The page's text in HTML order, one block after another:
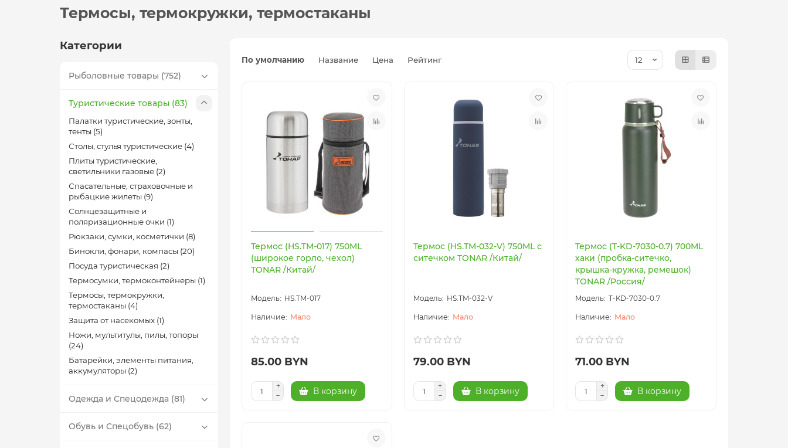
Термосы, термокружки, термостаканы
Категории
Рыболовные товары (752)
Туристические товары (83)
Палатки туристические, зонты,
тенты (5)
Столы, стулья туристические (4)
Плиты туристические,
светильники газовые (2)
Спасательные, страховочные и
рыбацкие жилеты (9)
Солнцезащитные и
поляризационные очки (1)
Рюкзаки, сумки, косметички (8)
Бинокли, фонари, компасы (20)
Посуда туристическая (2)
Термосумки, термоконтейнеры (1)
Термосы, термокружки,
термостаканы (4)
Защита от насекомых (1)
Ножи, мультитулы, пилы, топоры
(24)
Батарейки, элементы питания,
аккумуляторы (2)
Одежда и Спецодежда (81)
Обувь и Спецобувь (62)
По умолчанию Название Цена Рейтинг
Термос (HS.TM-017) 750ML
(широкое горло, чехол)
TONAR /Китай/
HS.TM-017
Мало
85.00 BYN
В корзину
Термос (HS.TM-032-V) 750ML с
ситечком TONAR /Китай/
HS.TM-032-V
Мало
79.00 BYN
В корзину
Термос (T-KD-7030-0.7) 700ML
хаки (пробка-ситечко,
крышка-кружка, ремешок)
TONAR /Россия/
T-KD-7030-0.7
Мало
71.00 BYN
В корзину